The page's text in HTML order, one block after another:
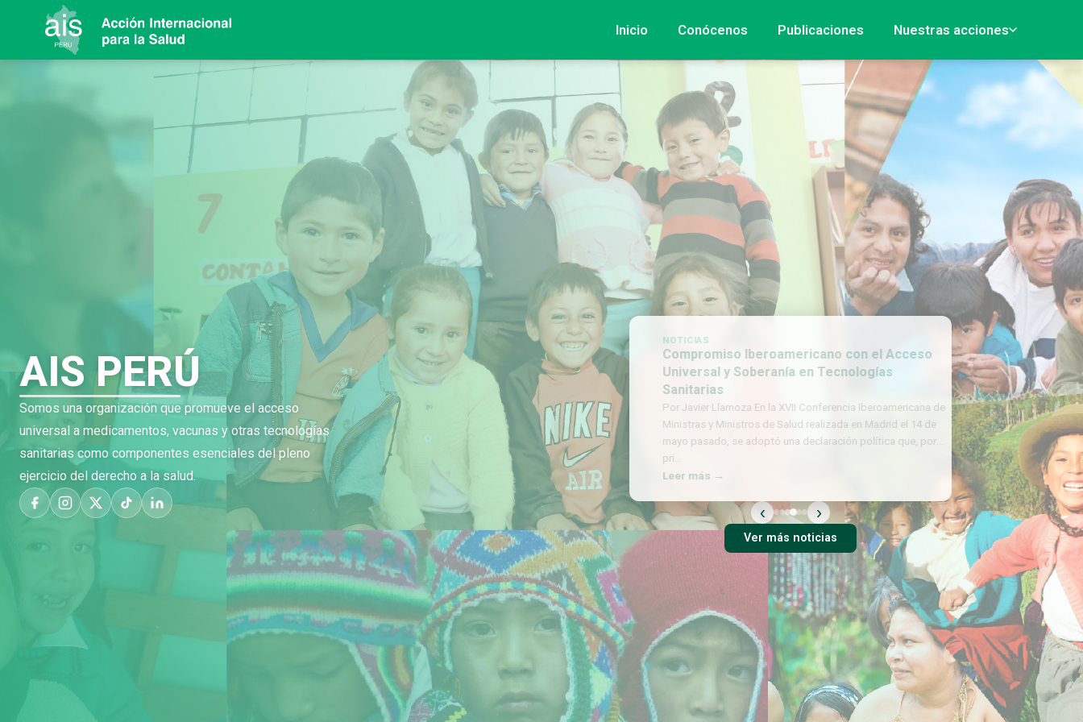
Inicio Conócenos Publicaciones Nuestras acciones
AIS PERÚ
Somos una organización que promueve el acceso
universal a medicamentos, vacunas y otras tecnologías
sanitarias como componentes esenciales del pleno
ejercicio del derecho a la salud.
NOTICIAS
Compromiso Iberoamericano con el Acceso
Universal y Soberanía en Tecnologías
Sanitarias
Por Javier Llamoza En la XVII Conferencia Iberoamericana de
Ministras y Ministros de Salud realizada en Madrid el 14 de
mayo pasado, se adoptó una declaración política que, por
…
Leer más →
‹ ›
Ver más noticias